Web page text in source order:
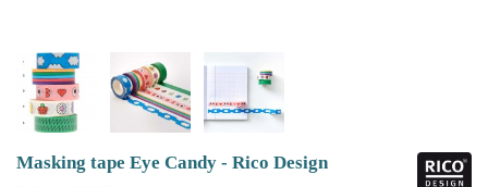
Masking tape Eye Candy - Rico Design